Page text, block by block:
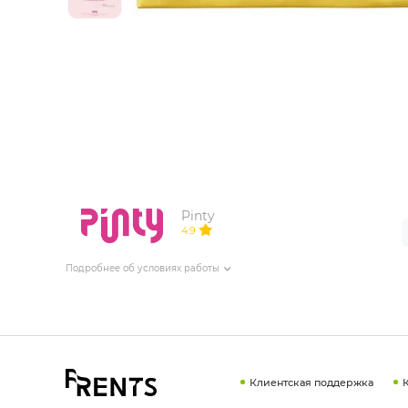
ИЗДЕЛИЯ ДЛЯ КОМФОРТА
Pinty
4.9
Подробнее об условиях работы
Клиентская поддержка